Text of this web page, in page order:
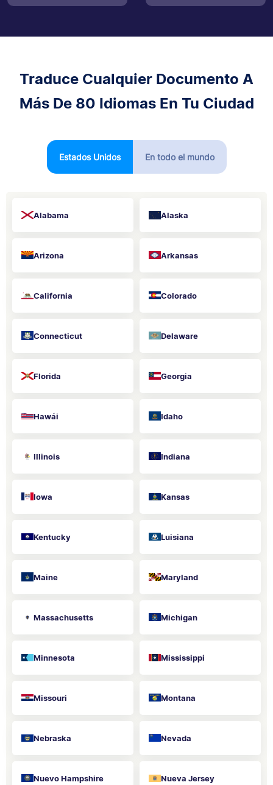
Traduce Cualquier Documento A
Más De 80 Idiomas En Tu Ciudad
Estados Unidos En todo el mundo
Alabama Alaska
Arizona Arkansas
California Colorado
Connecticut Delaware
Florida Georgia
Hawái Idaho
Illinois Indiana
Iowa Kansas
Kentucky Luisiana
Maine Maryland
Massachusetts Michigan
Minnesota Mississippi
Missouri Montana
Nebraska Nevada
Nuevo Hampshire Nueva Jersey